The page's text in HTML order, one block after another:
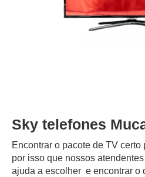
Sky telefones
Encontrar o pacote de TV
por isso que nossos
ajuda a escolher e encontrar o